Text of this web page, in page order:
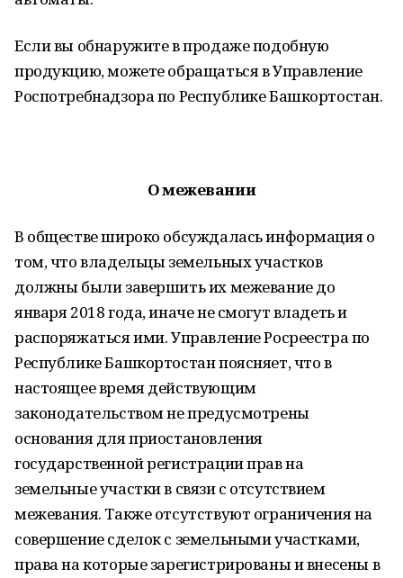
Если вы обнаружите в продаже подобную
продукцию, можете обращаться в Управление
Роспотребнадзора по Республике Башкортостан.
О межевании
В обществе широко обсуждалась информация о
том, что владельцы земельных участков
должны были завершить их межевание до
января 2018 года, иначе не смогут владеть и
распоряжаться ими. Управление Росреестра по
Республике Башкортостан поясняет, что в
настоящее время действующим
законодательством не предусмотрены
основания для приостановления
государственной регистрации прав на
земельные участки в связи с отсутствием
межевания. Также отсутствуют ограничения на
совершение сделок с земельными участками,
права на которые зарегистрированы и внесены в